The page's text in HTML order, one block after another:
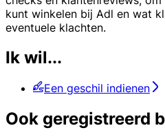
kunt winkelen bij Adl en wat
eventuele klachten.
Ik wil...
Een geschil indienen
Ook geregistreerd